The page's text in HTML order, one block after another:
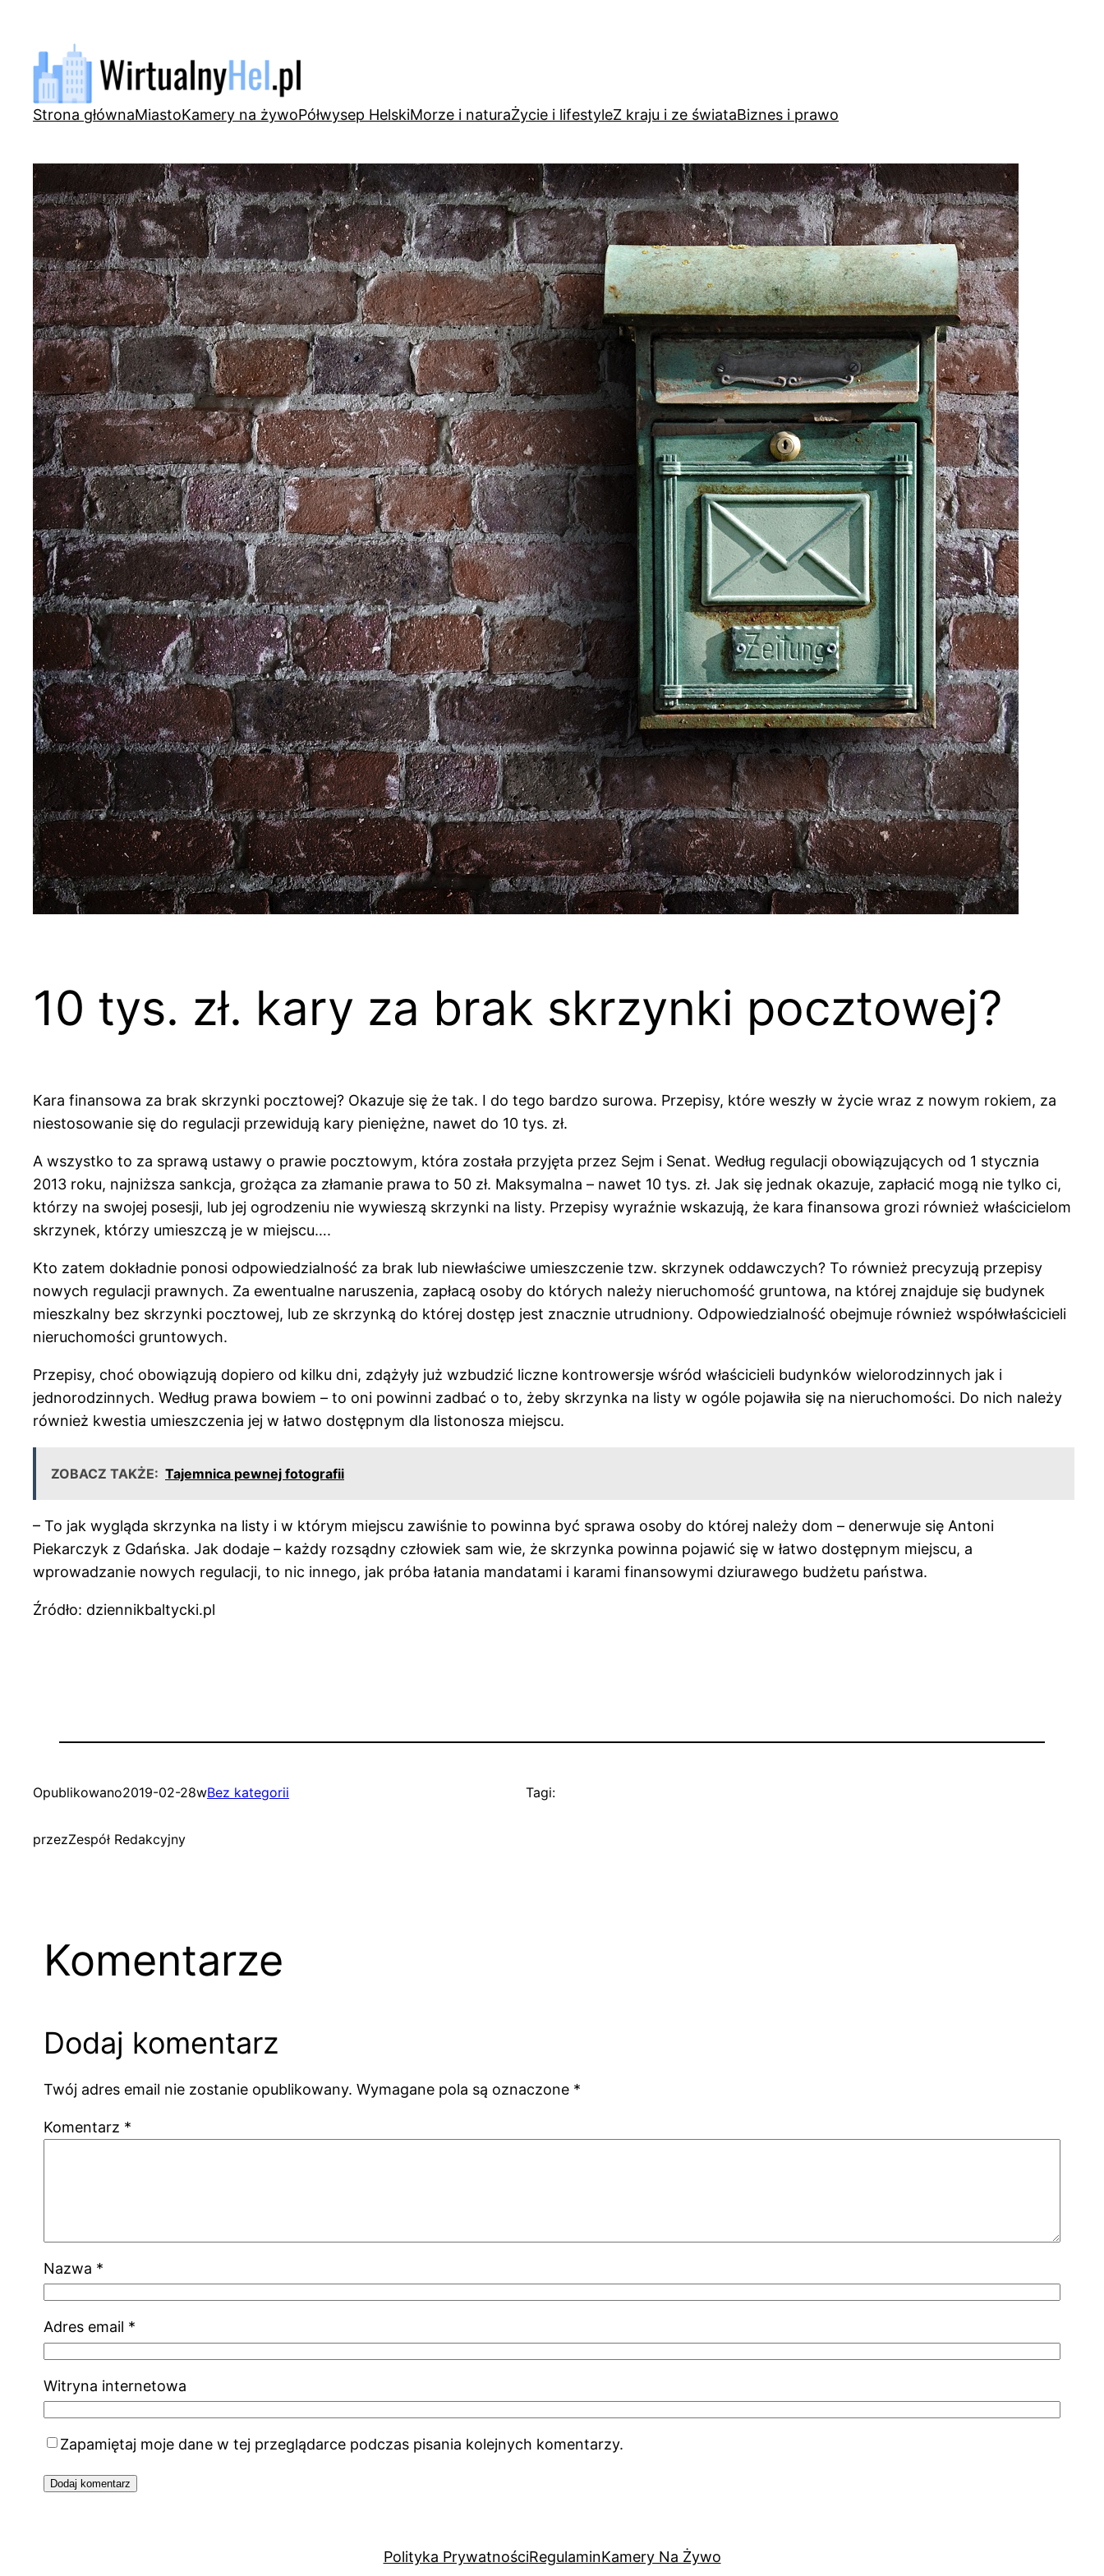
treści
Strona głównaMiastoKamery na żywoPółwysep HelskiMorze i naturaŻycie i lifestyleZ kraju i ze świataBiznes i prawo
10 tys. zł. kary za brak skrzynki pocztowej?
Kara finansowa za brak skrzynki pocztowej? Okazuje się że tak. I do tego bardzo surowa. Przepisy, które weszły w życie wraz z nowym rokiem, za
niestosowanie się do regulacji przewidują kary pieniężne, nawet do 10 tys. zł.
A wszystko to za sprawą ustawy o prawie pocztowym, która została przyjęta przez Sejm i Senat. Według regulacji obowiązujących od 1 stycznia
2013 roku, najniższa sankcja, grożąca za złamanie prawa to 50 zł. Maksymalna – nawet 10 tys. zł. Jak się jednak okazuje, zapłacić mogą nie tylko ci,
którzy na swojej posesji, lub jej ogrodzeniu nie wywieszą skrzynki na listy. Przepisy wyraźnie wskazują, że kara finansowa grozi również właścicielom
skrzynek, którzy umieszczą je w miejscu….
Kto zatem dokładnie ponosi odpowiedzialność za brak lub niewłaściwe umieszczenie tzw. skrzynek oddawczych? To również precyzują przepisy
nowych regulacji prawnych. Za ewentualne naruszenia, zapłacą osoby do których należy nieruchomość gruntowa, na której znajduje się budynek
mieszkalny bez skrzynki pocztowej, lub ze skrzynką do której dostęp jest znacznie utrudniony. Odpowiedzialność obejmuje również współwłaścicieli
nieruchomości gruntowych.
Przepisy, choć obowiązują dopiero od kilku dni, zdążyły już wzbudzić liczne kontrowersje wśród właścicieli budynków wielorodzinnych jak i
jednorodzinnych. Według prawa bowiem – to oni powinni zadbać o to, żeby skrzynka na listy w ogóle pojawiła się na nieruchomości. Do nich należy
również kwestia umieszczenia jej w łatwo dostępnym dla listonosza miejscu.
ZOBACZ TAKŻE: Tajemnica pewnej fotografii
– To jak wygląda skrzynka na listy i w którym miejscu zawiśnie to powinna być sprawa osoby do której należy dom – denerwuje się Antoni
Piekarczyk z Gdańska. Jak dodaje – każdy rozsądny człowiek sam wie, że skrzynka powinna pojawić się w łatwo dostępnym miejscu, a
wprowadzanie nowych regulacji, to nic innego, jak próba łatania mandatami i karami finansowymi dziurawego budżetu państwa.
Źródło: dziennikbaltycki.pl
Opublikowano2019-02-28wBez kategorii
przezZespół Redakcyjny
Tagi:
Komentarze
Dodaj komentarz
Twój adres email nie zostanie opublikowany. Wymagane pola są oznaczone *
Komentarz *
Nazwa *
Adres email *
Witryna internetowa
Zapamiętaj moje dane w tej przeglądarce podczas pisania kolejnych komentarzy.
Polityka PrywatnościRegulaminKamery Na Żywo